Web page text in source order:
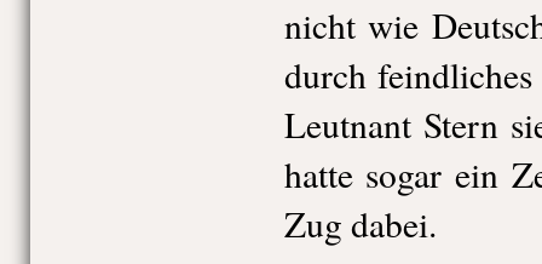
nicht wie
durch
Leutnant Stern
hatte sogar ein
Zug dabei.